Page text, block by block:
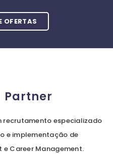
OFERTAS
Partner
recrutamento especializado
e implementação de
Career Management.